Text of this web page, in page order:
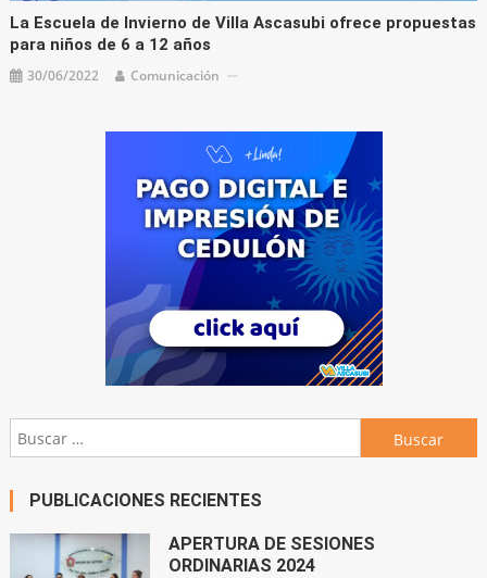
La Escuela de Invierno de Villa Ascasubi ofrece propuestas
para niños de 6 a 12 años
30/06/2022 Comunicación
Buscar:
PUBLICACIONES RECIENTES
APERTURA DE SESIONES
ORDINARIAS 2024